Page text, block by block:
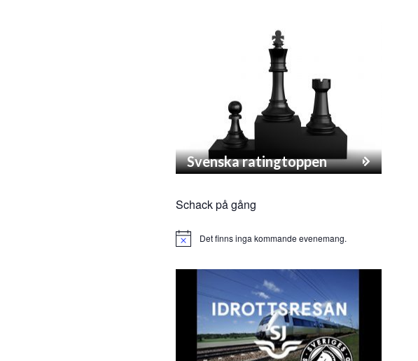
Svenska ratingtoppen
Schack på gång
Notice Det finns inga kommande evenemang.